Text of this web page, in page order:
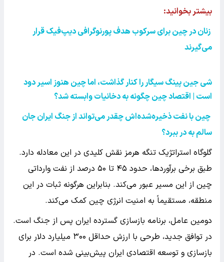
بیشتر بخوانید:
زنان در چین برای سرکوب هدف پورنوگرافی دیپ‌فیک قرار
می‌گیرند
شی جین پینگ سیگار را کنار گذاشت، اما چین هنوز اسیر دود
است | اقتصاد چین چگونه به دخانیات وابسته شد؟
چین با نفت ذخیره‌شده‌اش چقدر می‌تواند از جنگ ایران جان
سالم به در ببرد؟
گلوگاه استراتژیک تنگه هرمز نقش کلیدی در این معادله دارد.
طبق برخی برآوردها، حدود ۴۵ تا ۵۰ درصد از نفت وارداتی
چین از این مسیر عبور می‌کند. بنابراین هرگونه ثبات در این
منطقه، مستقیماً به امنیت انرژی چین کمک می‌کند.
دومین عامل، برنامه بازسازی گسترده ایران پس از جنگ است.
در توافق جدید، طرحی با ارزش حداقل ۳۰۰ میلیارد دلار برای
بازسازی و توسعه اقتصادی ایران پیش‌بینی شده است. در